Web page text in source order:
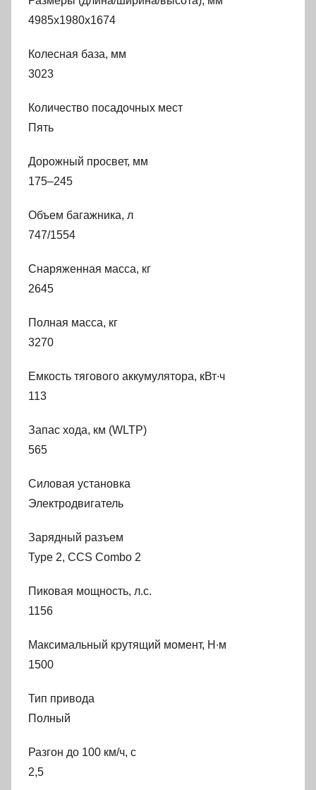
4985х1980х1674
Колесная база, мм
3023
Количество посадочных мест
Пять
Дорожный просвет, мм
175–245
Объем багажника, л
747/1554
Снаряженная масса, кг
2645
Полная масса, кг
3270
Емкость тягового аккумулятора, кВт∙ч
113
Запас хода, км (WLTP)
565
Силовая установка
Электродвигатель
Зарядный разъем
Type 2, CCS Combo 2
Пиковая мощность, л.с.
1156
Максимальный крутящий момент, Н∙м
1500
Тип привода
Полный
Разгон до 100 км/ч, с
2,5